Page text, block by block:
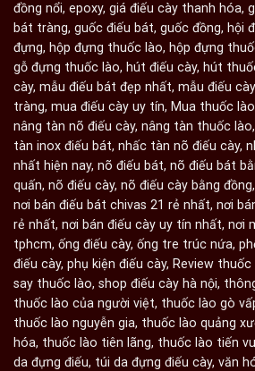
đồng nổi, epoxy, giá điếu cày thanh hóa,
bát tràng, guốc điếu bát, guốc đồng, hội
đựng, hộp đựng thuốc lào, hộp đựng
gỗ đựng thuốc lào, hút điếu cày, hút
cày, mẫu điếu bát đẹp nhất, mẫu điếu
tràng, mua điếu cày uy tín, Mua thuốc
nâng tàn nõ điếu cày, nâng tàn thuốc lào,
tàn inox điếu bát, nhấc tàn nõ điếu cày,
nhất hiện nay, nõ điếu bát, nõ điếu bát
quấn, nõ điếu cày, nõ điếu cày bằng đồng,
nơi bán điếu bát chivas 21 rẻ nhất, nơi
rẻ nhất, nơi bán điếu cày uy tín nhất, nơi
tphcm, ống điếu cày, ống tre trúc nứa,
điếu cày, phụ kiện điếu cày, Review thuốc
say thuốc lào, shop điếu cày hà nội,
thuốc lào của người việt, thuốc lào gò
thuốc lào nguyễn gia, thuốc lào quảng
hóa, thuốc lào tiên lãng, thuốc lào tiến
da đựng điếu, túi da đựng điếu cày, văn